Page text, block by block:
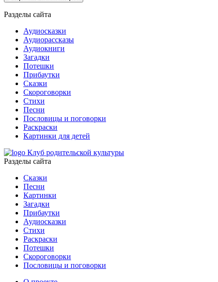
Разделы сайта
Аудиосказки
Аудиорассказы
Аудиокниги
Загадки
Потешки
Прибаутки
Сказки
Скороговорки
Стихи
Песни
Пословицы и поговорки
Раскраски
Картинки для детей
Клуб родительской культуры
Разделы сайта
Сказки
Песни
Картинки
Загадки
Прибаутки
Аудиосказки
Стихи
Раскраски
Потешки
Скороговорки
Пословицы и поговорки